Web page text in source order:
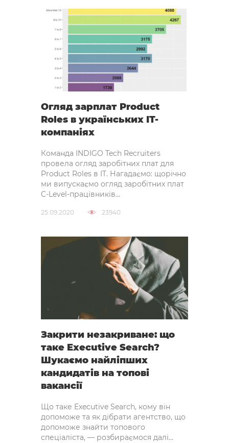
Огляд зарплат Product
Roles в українських IT-
компаніях
Команда INDIGO Tech Recruiters
провела огляд заробітних плат для
Product Roles в IT. Нагадаємо: щорічно
ми випускаємо огляд заробітних плат
C-Level-працівників...
25.09.2020 23940
Закрити незакриване: що
таке Executive Search?
Шукаємо найліпших
кандидатів на топові
вакансії
Що таке Executive Search, кому він
допоможе та як дібрати агентство, що
допоможе знайти топового
спеціаліста, — розбираємося далі...